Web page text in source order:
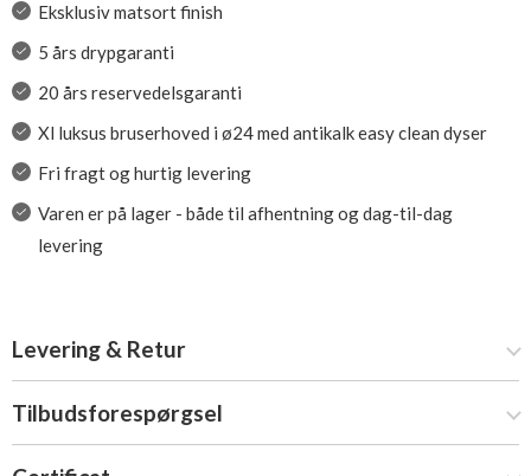
Eksklusiv matsort finish
5 års drypgaranti
20 års reservedelsgaranti
Xl luksus bruserhoved i ø24 med antikalk easy clean dyser
Fri fragt og hurtig levering
Varen er på lager - både til afhentning og dag-til-dag
levering
Levering & Retur
Tilbudsforespørgsel